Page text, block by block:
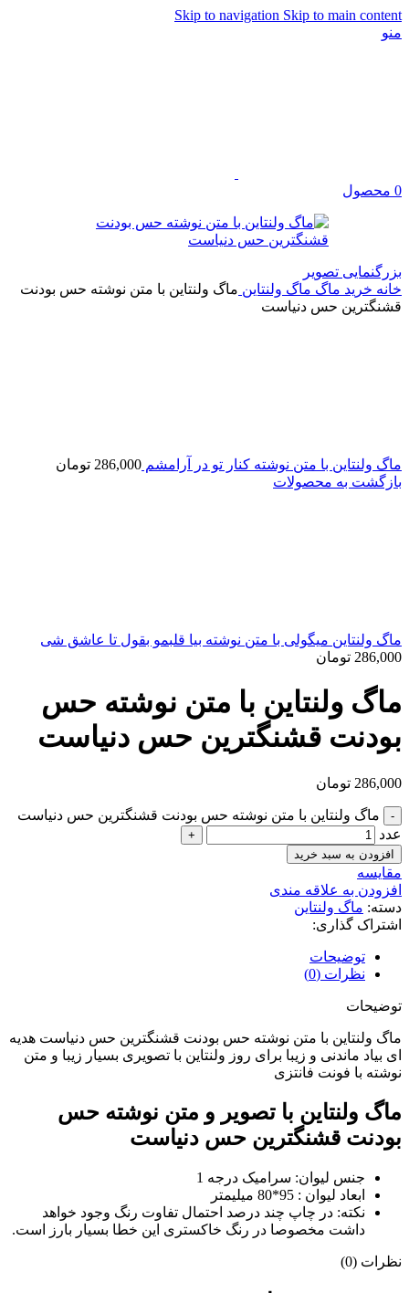
Skip to navigation Skip to main content
منو
0 محصول
بزرگنمایی تصویر
خانه خرید ماگ ماگ ولنتاین ماگ ولنتاین با متن نوشته حس بودنت
قشنگترین حس دنیاست
ماگ ولنتاین با متن نوشته کنار تو در آرامشم 286,000 تومان
بازگشت به محصولات
ماگ ولنتاین میگولی با متن نوشته بیا قلبمو بقول تا عاشق شی
286,000 تومان
ماگ ولنتاین با متن نوشته حس
بودنت قشنگترین حس دنیاست
286,000 تومان
ماگ ولنتاین با متن نوشته حس بودنت قشنگترین حس دنیاست
عدد
افزودن به سبد خرید
مقایسه
افزودن به علاقه مندی
دسته: ماگ ولنتاین
اشتراک گذاری:
توضیحات
نظرات (0)
توضیحات
ماگ ولنتاین با متن نوشته حس بودنت قشنگترین حس دنیاست هدیه
ای بیاد ماندنی و زیبا برای روز ولنتاین با تصویری بسیار زیبا و متن
نوشته با فونت فانتزی
ماگ ولنتاین با تصویر و متن نوشته حس
بودنت قشنگترین حس دنیاست
جنس لیوان: سرامیک درجه 1
ابعاد لیوان : 95*80 میلیمتر
نکته: در چاپ چند درصد احتمال تفاوت رنگ وجود خواهد
داشت مخصوصا در رنگ خاکستری این خطا بسیار بارز است.
نظرات (0)